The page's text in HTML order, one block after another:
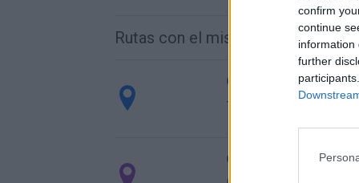
confirm
continue
information
further
Rutas con el mismo destino
de Caminomorisco
742 km
de Villodrigo a